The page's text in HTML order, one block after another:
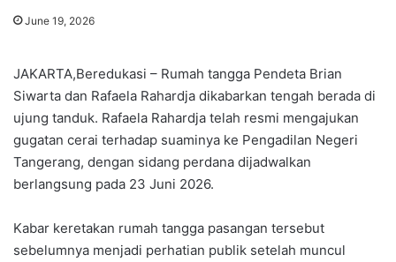
June 19, 2026
JAKARTA,Beredukasi – Rumah tangga Pendeta Brian
Siwarta dan Rafaela Rahardja dikabarkan tengah berada di
ujung tanduk. Rafaela Rahardja telah resmi mengajukan
gugatan cerai terhadap suaminya ke Pengadilan Negeri
Tangerang, dengan sidang perdana dijadwalkan
berlangsung pada 23 Juni 2026.
Kabar keretakan rumah tangga pasangan tersebut
sebelumnya menjadi perhatian publik setelah muncul